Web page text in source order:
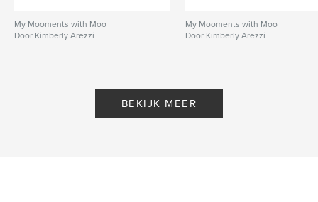
My Mooments with Moo
Door Kimberly Arezzi
My Mooments with Moo
Door Kimberly Arezzi
BEKIJK MEER